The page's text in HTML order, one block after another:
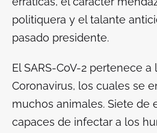
politiquera y el talante
pasado presidente.
El SARS-CoV-2 pertenece
Coronavirus, los cuales se
muchos animales. Siete de
capaces de infectar a los